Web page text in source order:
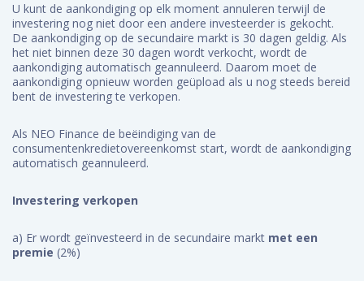
U kunt de aankondiging op elk moment annuleren terwijl de
investering nog niet door een andere investeerder is gekocht.
De aankondiging op de secundaire markt is 30 dagen geldig. Als
het niet binnen deze 30 dagen wordt verkocht, wordt de
aankondiging automatisch geannuleerd. Daarom moet de
aankondiging opnieuw worden geüpload als u nog steeds bereid
bent de investering te verkopen.
Als NEO Finance de beëindiging van de
consumentenkredietovereenkomst start, wordt de aankondiging
automatisch geannuleerd.
Investering verkopen
a) Er wordt geïnvesteerd in de secundaire markt met een
premie (2%)